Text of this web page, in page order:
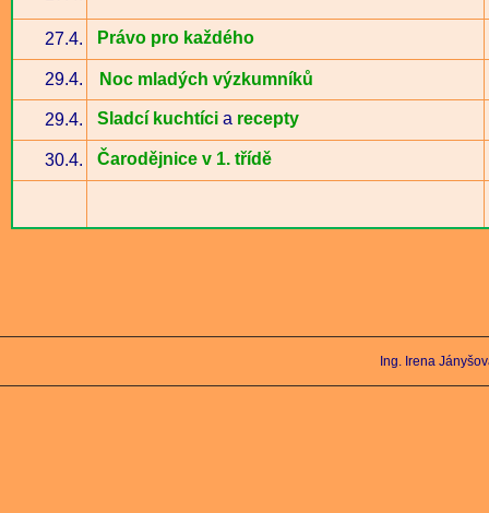
27.4. Právo pro každého
29.4. Noc mladých výzkumníků
29.4. Sladcí kuchtíci a recepty
30.4. Čarodějnice v 1. třídě
Ing. Irena